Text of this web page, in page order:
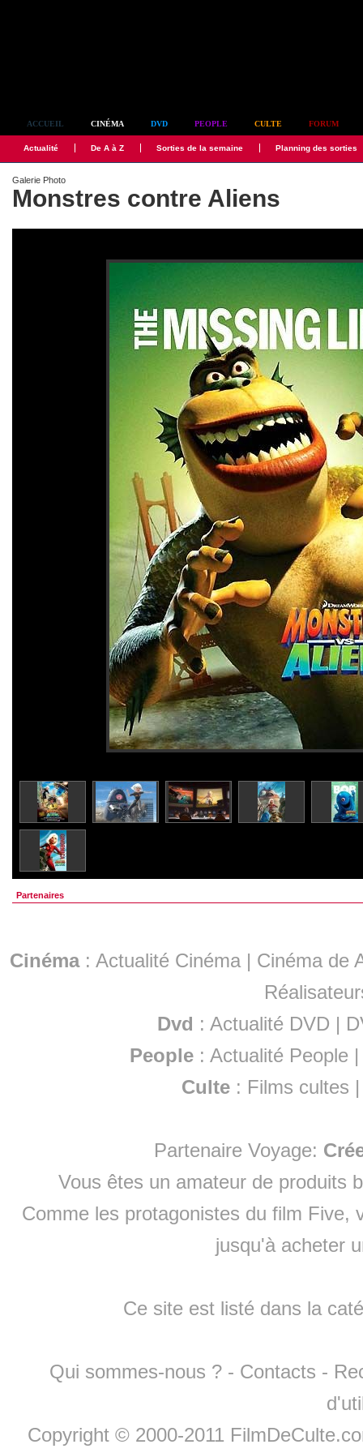
ACCUEIL CINÉMA DVD PEOPLE CULTE FORUM
Actualité De A à Z Sorties de la semaine Planning des sorties
Galerie Photo
Monstres contre Aliens
Partenaires
Cinéma: Actualité Cinéma | Cinéma de
Dvd : Actualité DVD |
People :Actualité People
Culte : Films cultes
Partenaire Voyage:
Vous êtes un amateur de produits
Comme les protagonistes du film Five,
jusqu'à acheter
Ce site est listé dans la
Qui sommes-nous ? - Contacts -
Copyright © 2000-2011